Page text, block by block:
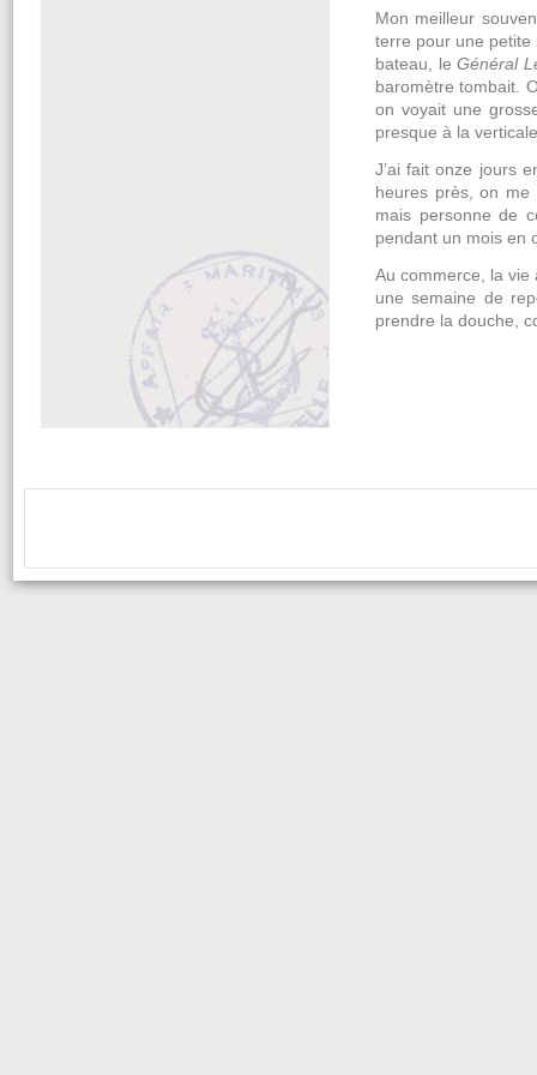
Mon meilleur
terre pour une petite
bateau, leGénéral
baromètre tombait.
on voyait une
presque à la
J’ai fait onze jours
heures près, on
mais personne de
pendant un mois en
Au commerce, la
une semaine de
prendre la douche,